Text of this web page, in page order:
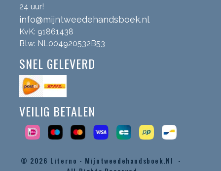
24 uur!
info@mijntweedehandsboek.nl
KvK: 91861438
Btw: NL004920532B53
SNEL GELEVERD
VEILIG BETALEN
© 2026 Literno - Mijntweedehandsboek.nl -